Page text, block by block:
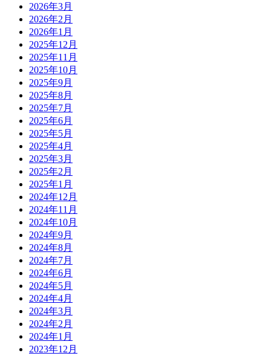
2026年3月
2026年2月
2026年1月
2025年12月
2025年11月
2025年10月
2025年9月
2025年8月
2025年7月
2025年6月
2025年5月
2025年4月
2025年3月
2025年2月
2025年1月
2024年12月
2024年11月
2024年10月
2024年9月
2024年8月
2024年7月
2024年6月
2024年5月
2024年4月
2024年3月
2024年2月
2024年1月
2023年12月